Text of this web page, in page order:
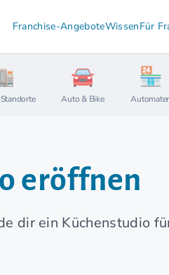
Franchise-AngeboteWissenFür
Auto & Bike
eröffnen
dir ein Küchenstudio